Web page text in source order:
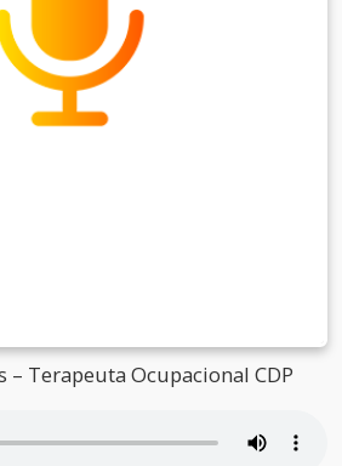
– Terapeuta Ocupacional CDP